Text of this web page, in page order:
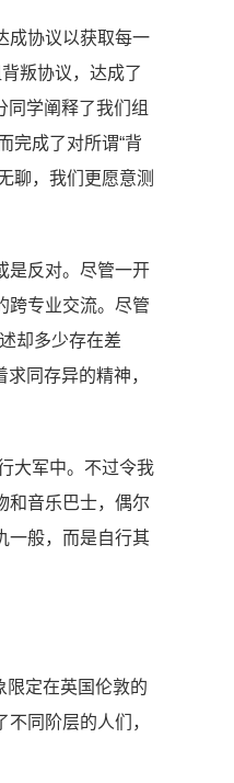
成协议以获取每一
叛协议，达成了
同学阐释了我们组
完成了对所谓“背
聊，我们更愿意测
是反对。尽管一开
跨专业交流。尽管
却多少存在差
同存异的精神，
大军中。不过令我
和音乐巴士，偶尔
一般，而是自行其
限定在英国伦敦的
同阶层的人们，